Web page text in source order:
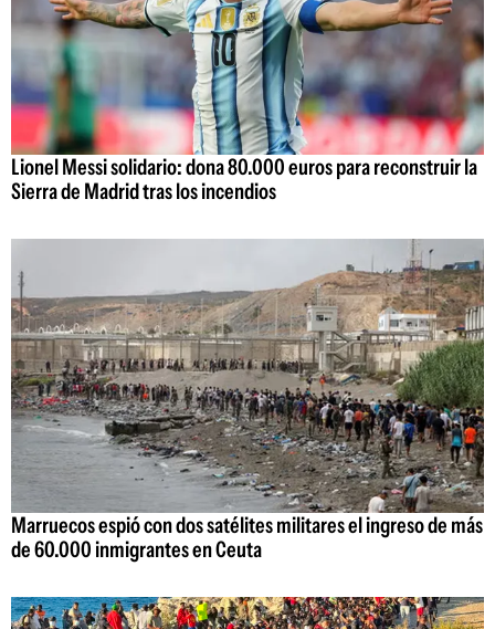
Lionel Messi solidario: dona 80.000 euros para reconstruir la
Sierra de Madrid tras los incendios
Marruecos espió con dos satélites militares el ingreso de más
de 60.000 inmigrantes en Ceuta